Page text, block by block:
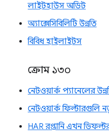
লাইটহাউস অডিট
অ্যাক্সেসিবিলিটি উন্নতি
বিবিধ হাইলাইটস
ক্রোম ১৩০
নেটওয়ার্ক প্যানেলের
নেটওয়ার্ক ফিল্টারগুলি
HAR রপ্তানি এখন